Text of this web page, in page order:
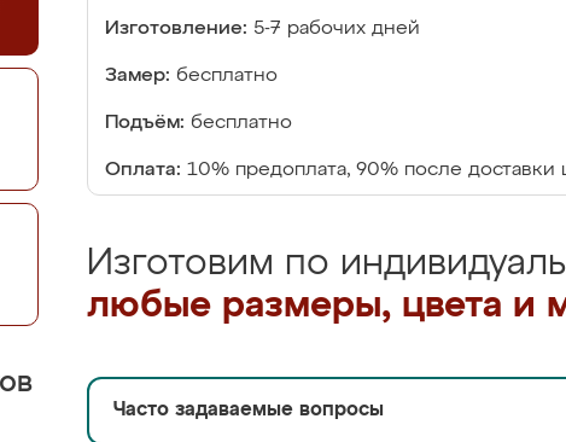
Изготовление: 5-7 рабочих дней
Замер: бесплатно
Подъём: бесплатно
Оплата: 10% предоплата, 90% после доставки
Изготовим по
любые размеры, цвета и
Часто задаваемые вопросы